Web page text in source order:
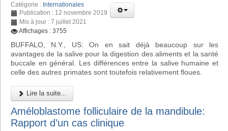
Catégorie : Internationales
Publication : 12 novembre 2019
Mis à jour : 7 juillet 2021
Affichages : 3755
BUFFALO, N.Y., US: On en sait déjà beaucoup sur les
avantages de la salive pour la digestion des aliments et la santé
buccale en général. Les différences entre la salive humaine et
celle des autres primates sont toutefois relativement floues.
Lire la suite...
Améloblastome folliculaire de la mandibule:
Rapport d’un cas clinique